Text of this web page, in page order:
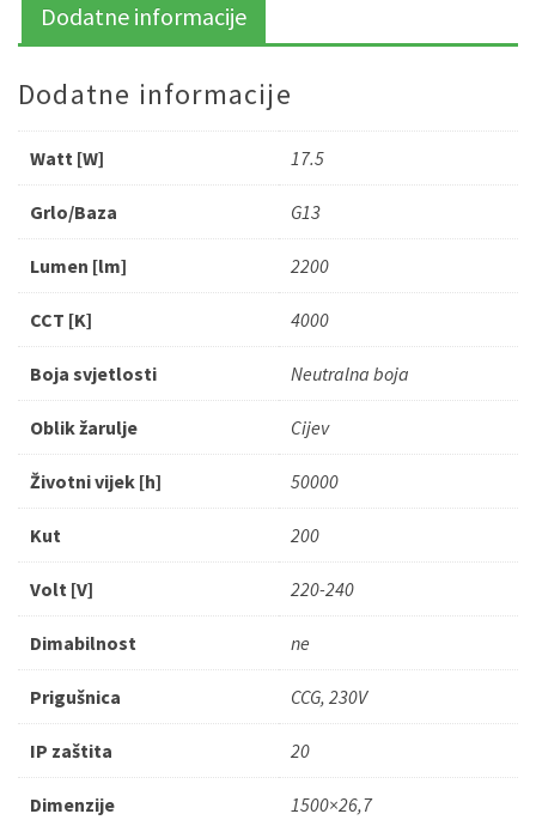
Dodatne informacije
Dodatne informacije
Watt [W] 17.5
Grlo/Baza G13
Lumen [lm] 2200
CCT [K] 4000
Boja svjetlosti Neutralna boja
Oblik žarulje Cijev
Životni vijek [h] 50000
Kut 200
Volt [V] 220-240
Dimabilnost ne
Prigušnica CCG, 230V
IP zaštita 20
Dimenzije 1500×26,7